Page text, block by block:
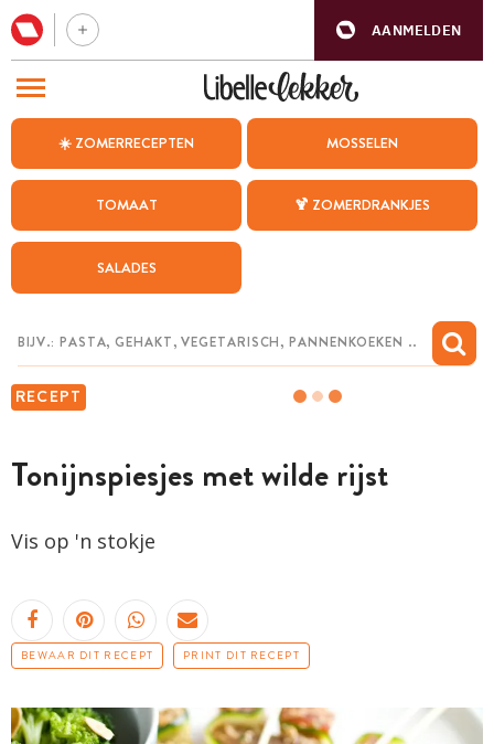
AANMELDEN
☀️ ZOMERRECEPTEN MOSSELEN
TOMAAT 🍹 ZOMERDRANKJES
SALADES
RECEPT
Tonijnspiesjes met wilde rijst
Vis op 'n stokje
BEWAAR DIT RECEPT PRINT DIT RECEPT
BEZOEK ONZE ANDERE WEBSITES
WEEKMENU
CHAT MET MAIA
MIJN BEWAARDE RECEPTEN